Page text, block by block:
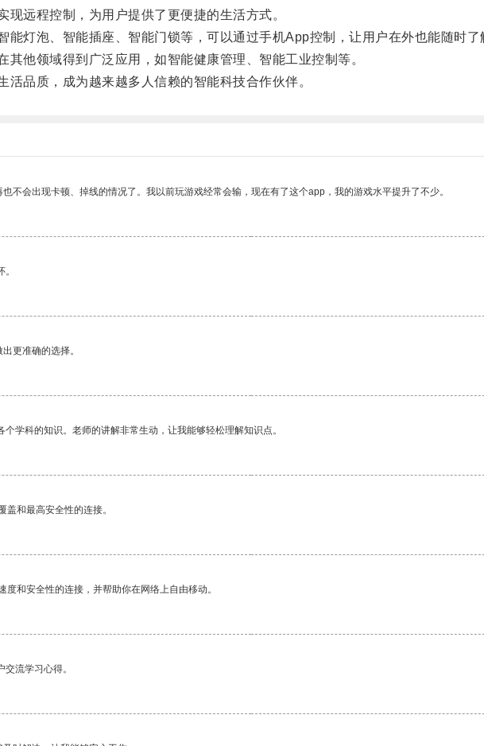
远程控制，为用户提供了更便捷的生活方式。
灯泡、智能插座、智能门锁等，可以通过手机App控制，让用户在外也能随时了
他领域得到广泛应用，如智能健康管理、智能工业控制等。
品质，成为越来越多人信赖的智能科技合作伙伴。
不会出现卡顿、掉线的情况了。我以前玩游戏经常会输，现在有了这个app，我的游戏水平提升了不少。
更准确的选择。
学科的知识。老师的讲解非常生动，让我能够轻松理解知识点。
和最高安全性的连接。
和安全性的连接，并帮助你在网络上自由移动。
流学习心得。